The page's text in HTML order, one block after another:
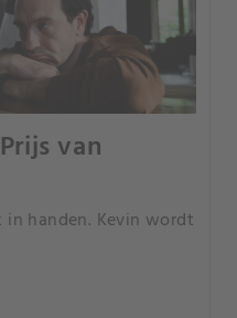
van
handen. Kevin wordt